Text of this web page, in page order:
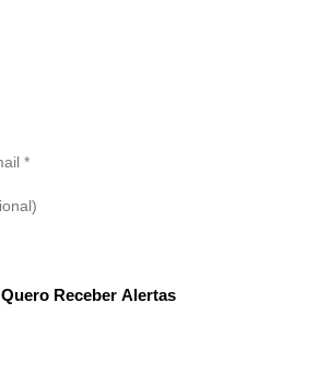
Quero Receber Alertas